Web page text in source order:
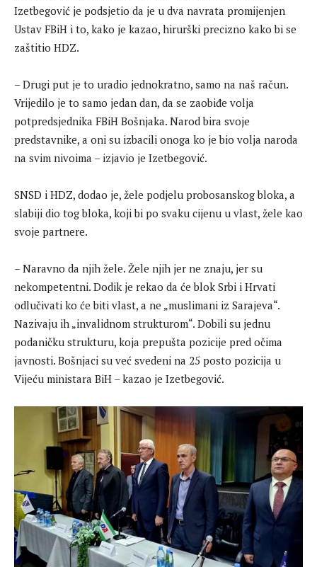
Izetbegović je podsjetio da je u dva navrata promijenjen
Ustav FBiH i to, kako je kazao, hirurški precizno kako bi se
zaštitio HDZ.
– Drugi put je to uradio jednokratno, samo na naš račun.
Vrijedilo je to samo jedan dan, da se zaobiđe volja
potpredsjednika FBiH Bošnjaka. Narod bira svoje
predstavnike, a oni su izbacili onoga ko je bio volja naroda
na svim nivoima – izjavio je Izetbegović.
SNSD i HDZ, dodao je, žele podjelu probosanskog bloka, a
slabiji dio tog bloka, koji bi po svaku cijenu u vlast, žele kao
svoje partnere.
– Naravno da njih žele. Žele njih jer ne znaju, jer su
nekompetentni. Dodik je rekao da će blok Srbi i Hrvati
odlučivati ko će biti vlast, a ne „muslimani iz Sarajeva“.
Nazivaju ih „invalidnom strukturom“. Dobili su jednu
podaničku strukturu, koja prepušta pozicije pred očima
javnosti. Bošnjaci su već svedeni na 25 posto pozicija u
Vijeću ministara BiH – kazao je Izetbegović.